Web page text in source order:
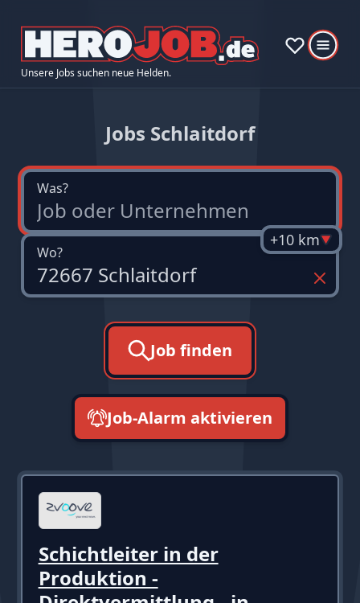
Unsere Jobs suchen neue Helden.
Jobs Schlaitdorf
Was?
Wo?
+10 km
Job finden
Job-Alarm aktivieren
Schichtleiter in der
Produktion -